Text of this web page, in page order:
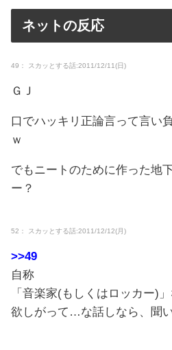
ネットの反応
49： スカッとする話:2011/12/11(日)
ＧＪ
口でハッキリ正論言って言い
ｗ
でもニートのために作った地
ー？
52： スカッとする話:2011/12/12(月)
>>49
自称
「音楽家(もしくはロッカー)
欲しがって…な話しなら、聞い